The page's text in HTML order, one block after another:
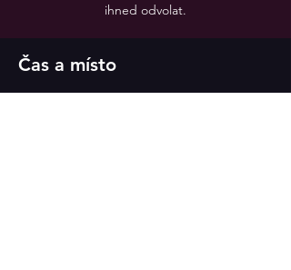
Čas a místo